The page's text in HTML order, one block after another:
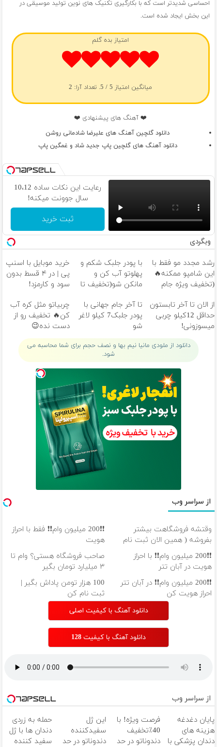
احساسی شدیدتر است که با بکارگیری تکنیک های نوین تولید موسیقی در
این بخش ایجاد شده است.
امتیاز بده گلم
میانگین امتیاز 5/ 5. تعداد آرا: 2
❤️ آهنگ های پیشنهادی ❤️
دانلود گلچین آهنگ های علیرضا شادمانی روشن
دانلود آهنگ های گلچین پاپ جدید شاد و غمگین پاپ
رعایت این نکات ساده 10،12
سال جوونت میکنه!
ثبت خرید
وبگردی
رشد مجدد مو فقط با
این شامپو ممکنه🔥
(تخفیف ویژه جام
با پودر جلبک شکم و
پهلوتو آب کن و
مانکن شو(تخفیف تا
خرید موبایل با اسنپ
پی | در ۴ قسط بدون
سود و کارمزد!
از الان تا آخر تابستون
حداقل 12کیلو چربی
میسوزونی!
تا آخر جام جهانی با
پودر جلبک7 کیلو لاغر
شو
چربیاتو مثل کره آب
کن🔥 تخفیف رو از
دست نده😉
دانلود از ملودی مانیا نیم بها و نصف حجم برای شما محاسبه می
شود.
از سراسر وب
وقتشه فروشگاهت بیشتر
بفروشه ( همین الان ثبت نام
کن )
❗❗200 میلیون وام❗❗ فقط با احراز
هویت
❗❗200 میلیون وام❗❗ با احراز
هویت در آبان تتر
صاحب فروشگاه هستی؟ وام تا
۳ میلیارد تومان بگیر
❗❗200 میلیون وام❗❗ در آبان تتر
احراز هویت کن
100 هزار تومن پاداش بگیر |
ثبت نام کن
دانلود آهنگ با کیفیت اصلی
دانلود آهنگ با کیفیت 128
از سراسر وب
پایان دغدغه
هزینه های
دندان پزشکی با
فرصت ویژه! با
40٪تخفیف
دندوناتو در حد
این ژل
سفیدکننده
دندوناتو در حد
حمله به زردی
دندان ها با ژل
سفید کننده